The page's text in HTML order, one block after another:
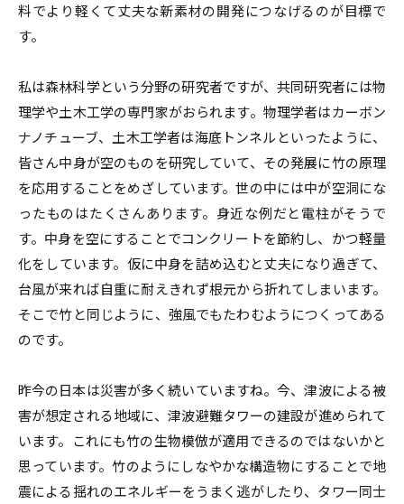
料でより軽くて丈夫な新素材の開発につなげるのが目標で
す。
私は森林科学という分野の研究者ですが、共同研究者には物
理学や土木工学の専門家がおられます。物理学者はカーボン
ナノチューブ、土木工学者は海底トンネルといったように、
皆さん中身が空のものを研究していて、その発展に竹の原理
を応用することをめざしています。世の中には中が空洞にな
ったものはたくさんあります。身近な例だと電柱がそうで
す。中身を空にすることでコンクリートを節約し、かつ軽量
化をしています。仮に中身を詰め込むと丈夫になり過ぎて、
台風が来れば自重に耐えきれず根元から折れてしまいます。
そこで竹と同じように、強風でもたわむようにつくってある
のです。
昨今の日本は災害が多く続いていますね。今、津波による被
害が想定される地域に、津波避難タワーの建設が進められて
います。これにも竹の生物模倣が適用できるのではないかと
思っています。竹のようにしなやかな構造物にすることで地
震による揺れのエネルギーをうまく逃がしたり、タワー同士